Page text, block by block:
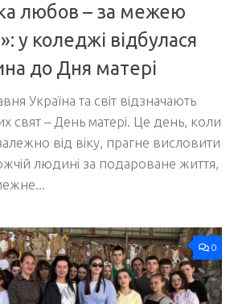
любов – за межею
у коледжі відбулася
до Дня матері
Україна та світ відзначають
свят – День матері. Це день, коли
від віку, прагне висловити
людині за подароване життя,
0